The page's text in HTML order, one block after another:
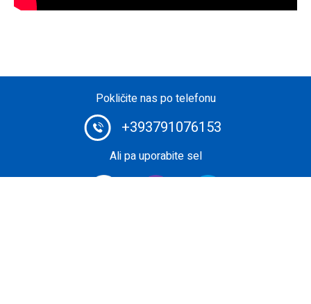
Pokličite nas po telefonu
+393791076153
Ali pa uporabite sel